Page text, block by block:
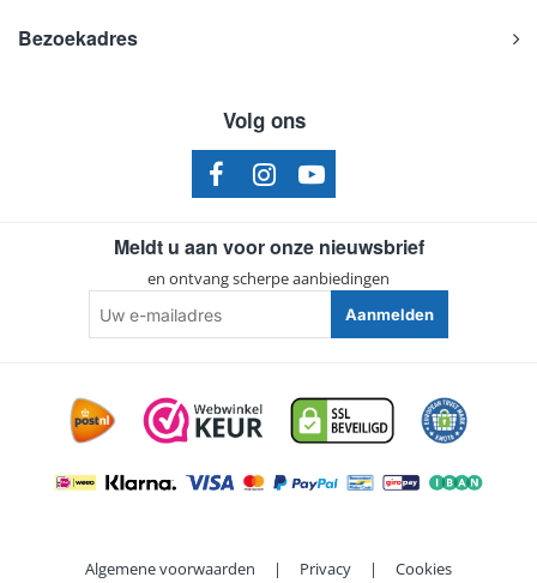
Bezoekadres
Volg ons
Meldt u aan voor onze nieuwsbrief
en ontvang scherpe aanbiedingen
e-
mailadres
Aanmelden
Algemene voorwaarden | Privacy | Cookies